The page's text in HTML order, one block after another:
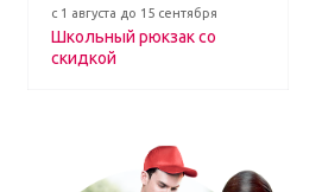
с 1 августа до 15 сентября
Школьный рюкзак со
скидкой